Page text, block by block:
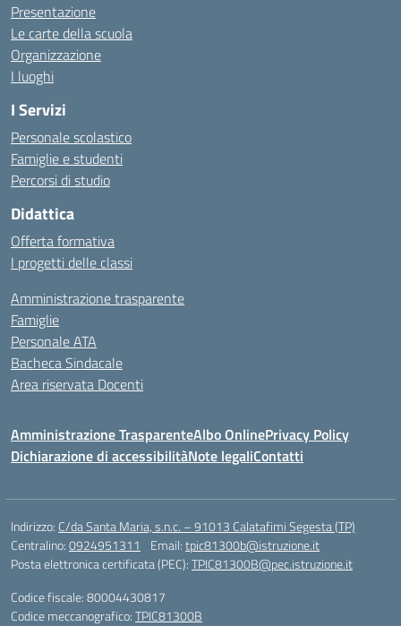
Presentazione
Le carte della scuola
Organizzazione
I luoghi
I Servizi
Personale scolastico
Famiglie e studenti
Percorsi di studio
Didattica
Offerta formativa
I progetti delle classi
Amministrazione trasparente
Famiglie
Personale ATA
Bacheca Sindacale
Area riservata Docenti
Amministrazione TrasparenteAlbo OnlinePrivacy Policy
Dichiarazione di accessibilitàNote legaliContatti
Indirizzo: C/da Santa Maria, s.n.c. – 91013 Calatafimi Segesta (TP)
Centralino:0924951311 Email:tpic81300b@istruzione.it
Posta elettronica certificata (PEC):TPIC81300B@pec.istruzione.it
Codice fiscale: 80004430817
Codice meccanografico:TPIC81300B